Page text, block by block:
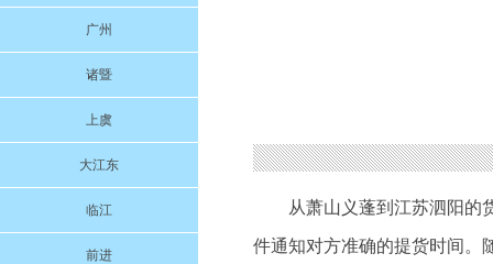
广州
诸暨
上虞
大江东
临江
前进
从萧山义蓬到江苏泗阳的
件通知对方准确的提货时间。